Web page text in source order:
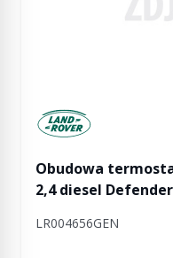
Manufactured by
Obudowa
2,4 diesel
LR004656GEN